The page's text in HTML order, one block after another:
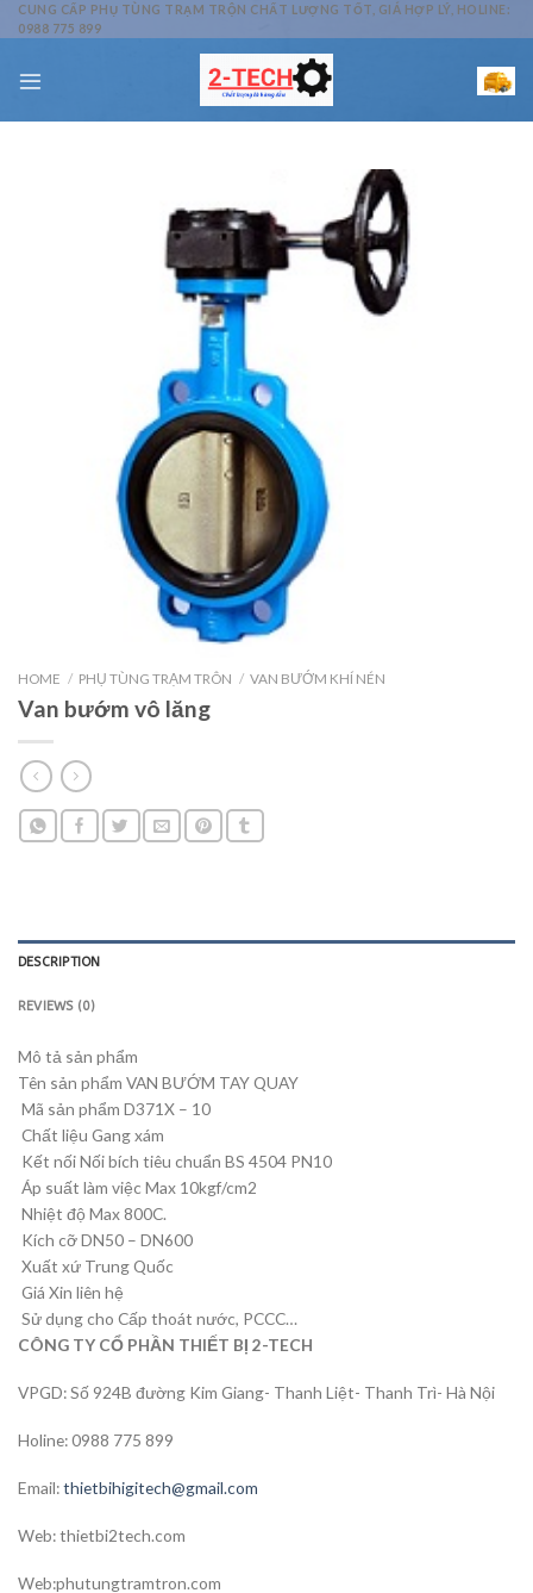
Skip
to
CUNG CẤP PHỤ TÙNG TRẠM TRỘN CHẤT LƯỢNG TỐT, GIÁ HỢP LÝ, HOLINE:
0988 775 899
HOME / PHỤ TÙNG TRẠM TRÔN / VAN BƯỚM KHÍ NÉN
Van bướm vô lăng
DESCRIPTION
REVIEWS (0)
Mô tả sản phẩm
Tên sản phẩm VAN BƯỚM TAY QUAY
Mã sản phẩm D371X – 10
Chất liệu Gang xám
Kết nối Nối bích tiêu chuẩn BS 4504 PN10
Áp suất làm việc Max 10kgf/cm2
Nhiệt độ Max 800C.
Kích cỡ DN50 – DN600
Xuất xứ Trung Quốc
Giá Xin liên hệ
Sử dụng cho Cấp thoát nước, PCCC…
CÔNG TY CỔ PHẦN THIẾT BỊ 2-TECH
VPGD: Số 924B đường Kim Giang- Thanh Liệt- Thanh Trì- Hà Nội
Holine: 0988 775 899
Email:thietbihigitech@gmail.com
Web: thietbi2tech.com
Web:phutungtramtron.com